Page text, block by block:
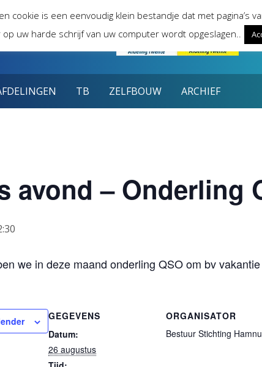
TB ZELFBOUW ARCHIEF
avond – Onderling
we in deze maand onderling QSO om bv
GEGEVENS
Datum:
26 augustus
ORGANISATOR
Bestuur Stichting
cookie is een eenvoudig klein bestandje dat met
uw harde schrijf van uw computer wordt opgeslagen..